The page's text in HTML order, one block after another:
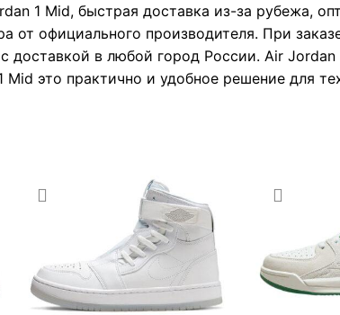
1 Mid, быстрая доставка из-за рубежа,
от официального производителя. При
в любой город России. Air
это практично и удобное решение для